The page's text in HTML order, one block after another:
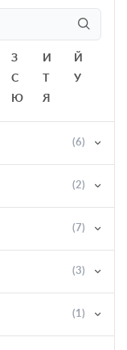
З И
Й
С Т
У
Ю Я
(6)
(2)
(7)
(3)
(1)